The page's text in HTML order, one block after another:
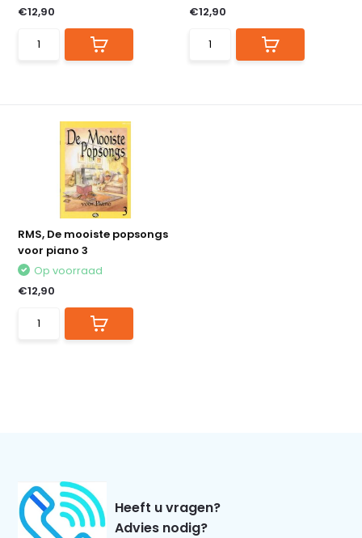
€12,90
€12,90
RMS, De mooiste popsongs
voor piano 3
Op voorraad
€12,90
Heeft u vragen?
Advies nodig?